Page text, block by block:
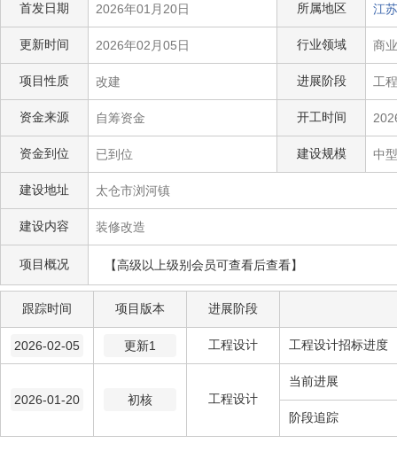
首发日期 2026年01月20日 所属地区 江
更新时间 2026年02月05日 行业领域 商
项目性质 改建 进展阶段 工
资金来源 自筹资金 开工时间
资金到位 已到位 建设规模 中
建设地址 太仓市浏河镇
建设内容 装修改造
项目概况 【高级以上级别会员可查看后查看】
跟踪时间 项目版本 进展阶段
2026-02-05 更新1 工程设计 工程设计招标进度
2026-01-20 初核 工程设计
当前进展
阶段追踪